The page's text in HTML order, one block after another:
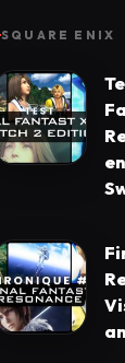
SQUARE ENIX